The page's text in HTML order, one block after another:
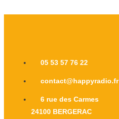
05 53 57 76 22
contact@happyradio.fr
6 rue des Carmes
24100 BERGERAC